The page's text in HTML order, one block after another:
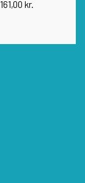
161,00 kr.